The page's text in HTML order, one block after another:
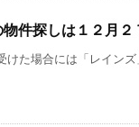
件探しは１２月２
た場合には「レイン